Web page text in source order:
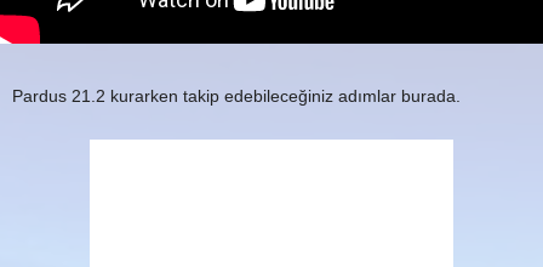
Pardus 21.2 kurarken takip edebileceğiniz adımlar burada.